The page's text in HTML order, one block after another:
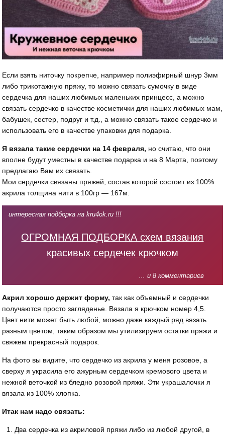
Если взять ниточку покрепче, например полиэфирный шнур 3мм
либо трикотажную пряжу, то можно связать сумочку в виде
сердечка для наших любимых маленьких принцесс, а можно
связать сердечко в качестве косметички для наших любимых мам,
бабушек, сестер, подруг и т.д., а можно связать такое сердечко и
использовать его в качестве упаковки для подарка.
Я вязала такие сердечки на 14 февраля, но считаю, что они
вполне будут уместны в качестве подарка и на 8 Марта, поэтому
предлагаю Вам их связать.
Мои сердечки связаны пряжей, состав которой состоит из 100%
акрила толщина нити в 100гр — 167м.
интересная подборка на kru4ok.ru !!!
ОГРОМНАЯ ПОДБОРКА схем вязания
красивых сердечек крючком
... и 8 комментариев
Акрил хорошо держит форму, так как объемный и сердечки
получаются просто загляденье. Вязала я крючком номер 4,5.
Цвет нити может быть любой, можно даже каждый ряд вязать
разным цветом, таким образом мы утилизируем остатки пряжи и
свяжем прекрасный подарок.
На фото вы видите, что сердечко из акрила у меня розовое, а
сверху я украсила его ажурным сердечком кремового цвета и
нежной веточкой из бледно розовой пряжи. Эти украшалочки я
вязала из 100% хлопка.
Итак нам надо связать:
Два сердечка из акриловой пряжи либо из любой другой, в